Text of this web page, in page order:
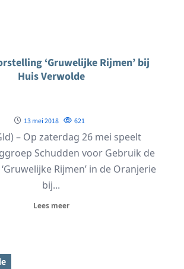
‘Gruwelijke Rijmen’ bij
Huis Verwolde
13 mei 2018 621
– Op zaterdag 26 mei speelt
Schudden voor Gebruik de
Rijmen’ in de Oranjerie
bij...
Lees meer